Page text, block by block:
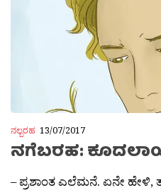
ನಲ್ಬರಹ 13/07/2017
ನಗೆಬರಹ:
– ಪ್ರಶಾಂತ ಎಲೆಮನೆ. ಏನೇ ಹೇಳಿ,